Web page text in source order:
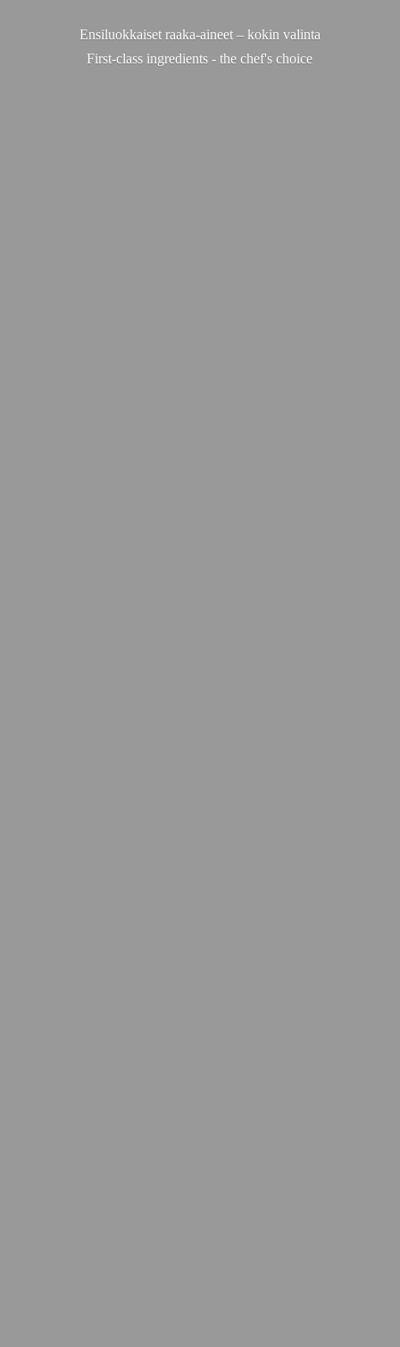
Ensiluokkaiset raaka-aineet – kokin valinta
First-class ingredients - the chef's choice